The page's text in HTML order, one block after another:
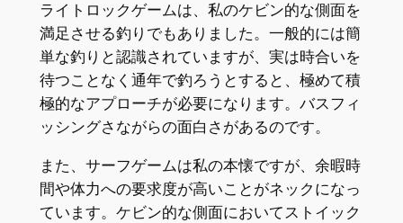
ライトロックゲームは、私のケビン的な側面を
満足させる釣りでもありました。一般的には簡
単な釣りと認識されていますが、実は時合いを
待つことなく通年で釣ろうとすると、極めて積
極的なアプローチが必要になります。バスフィ
ッシングさながらの面白さがあるのです。
また、サーフゲームは私の本懐ですが、余暇時
間や体力への要求度が高いことがネックになっ
ています。ケビン的な側面においてストイック